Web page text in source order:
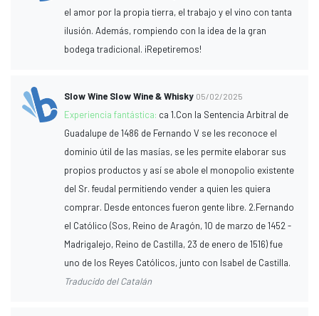
el amor por la propia tierra, el trabajo y el vino con tanta
ilusión. Además, rompiendo con la idea de la gran
bodega tradicional. ¡Repetiremos!
Slow Wine Slow Wine & Whisky 05/02/2025
Experiencia fantástica: ca 1.Con la Sentencia Arbitral de
Guadalupe de 1486 de Fernando V se les reconoce el
dominio útil de las masías, se les permite elaborar sus
propios productos y así se abole el monopolio existente
del Sr. feudal permitiendo vender a quien les quiera
comprar. Desde entonces fueron gente libre. 2.Fernando
el Católico (Sos, Reino de Aragón, 10 de marzo de 1452 -
Madrigalejo, Reino de Castilla, 23 de enero de 1516) fue
uno de los Reyes Católicos, junto con Isabel de Castilla.
Traducido del Catalán